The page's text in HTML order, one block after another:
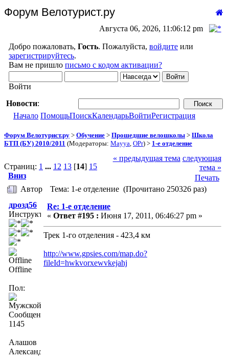
Форум Велотурист.ру
Августа 06, 2026, 11:06:12 pm
Добро пожаловать, Гость. Пожалуйста, войдите или
зарегистрируйтесь.
Вам не пришло письмо с кодом активации?
Войти
Новости:
Начало ПомощьПоискКалендарьВойтиРегистрация
Форум Велотурист.ру > Обучение > Прошедшие велошколы > Школа
БТП (БУ) 2010/2011 (Модераторы: Mayya OPr) > 1-е отделение
Страниц: 1 ... 12 13 [14] 15
Вниз
« предыдущая тема следующая
тема »
Печать
Автор
Тема: 1-е отделение (Прочитано 250326 раз)
дрозд56
Инструктор
Offline
Пол:
Сообщений:
1145
Алашов
Александр
Re: 1-е отделение
« Ответ #195 : Июня 17, 2011, 06:46:27 pm »
Трек 1-го отделения - 423,4 км
http://www.gpsies.com/map.do?
fileId=hwkvorxewvkejahj